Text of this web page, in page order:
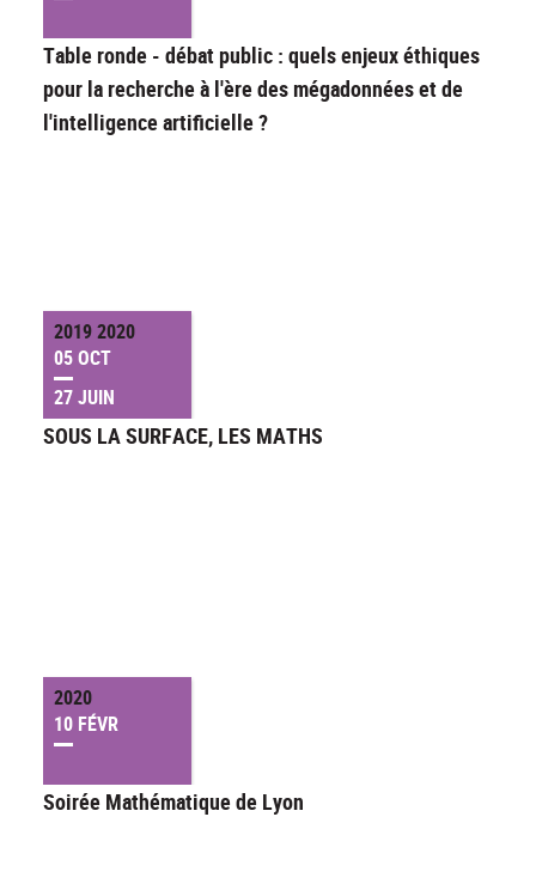
Table ronde - débat public : quels enjeux éthiques
pour la recherche à l'ère des mégadonnées et de
l'intelligence artificielle ?
2019 2020
05 OCT
27 JUIN
SOUS LA SURFACE, LES MATHS
2020
10 FÉVR
Soirée Mathématique de Lyon